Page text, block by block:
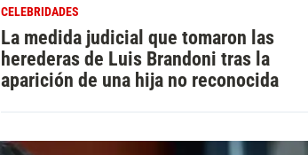
CELEBRIDADES
La medida judicial que tomaron las
herederas de Luis Brandoni tras la
aparición de una hija no reconocida